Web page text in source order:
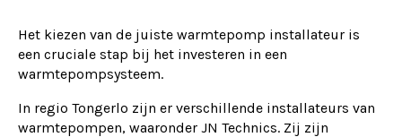
Het kiezen van de juiste warmtepomp installateur is
een cruciale stap bij het investeren in een
warmtepompsysteem.
In regio Tongerlo zijn er verschillende installateurs van
warmtepompen, waaronder JN Technics. Zij zijn